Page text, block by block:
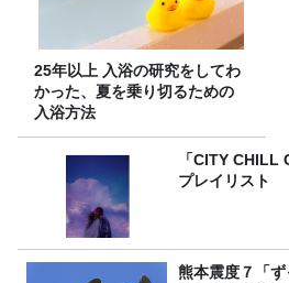
25年以上 入浴の研究をしてわ
かった、夏を乗り切るための
入浴方法
「CITY CHILL
プレイリスト
熊本震度７「